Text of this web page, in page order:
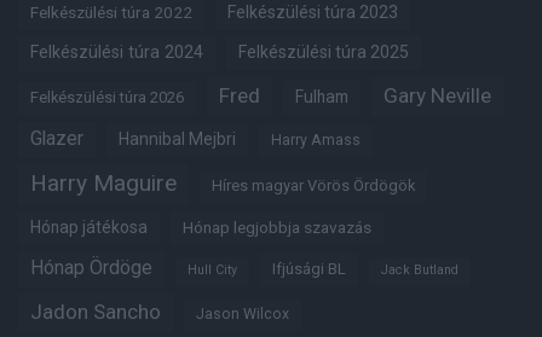
Felkészülési túra 2022 Felkészülési túra 2023
Felkészülési túra 2024 Felkészülési túra 2025
Felkészülési túra 2026 Fred Fulham Gary Neville
Glazer Hannibal Mejbri Harry Amass
Harry Maguire Híres magyar Vörös Ördögök
Hónap játékosa Hónap legjobbja szavazás
Hónap Ördöge Hull City Ifjúsági BL Jack Butland
Jadon Sancho Jason Wilcox